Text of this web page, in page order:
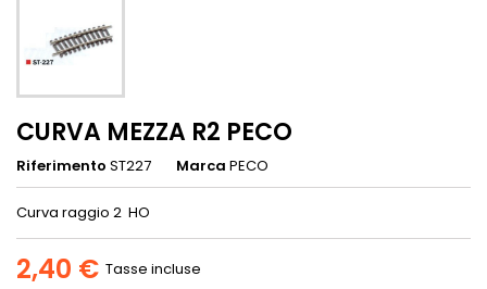
CURVA MEZZA R2 PECO
Riferimento ST227 Marca PECO
Curva raggio 2 HO
2,40 € Tasse incluse